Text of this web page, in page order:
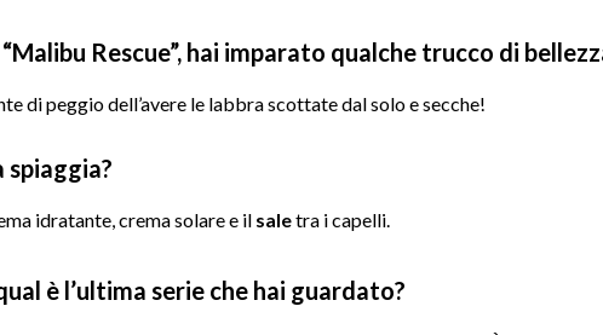
Rescue”, hai imparato qualche trucco di
di peggio dell’avere le labbra scottate dal solo e secche!
idratante, crema solare e il saletra i capelli.
è l’ultima serie che hai guardato?